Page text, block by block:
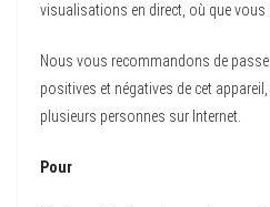
visualisations en direct, où que vous
Nous vous recommandons de
positives et négatives de cet
plusieurs personnes sur Internet.
Pour